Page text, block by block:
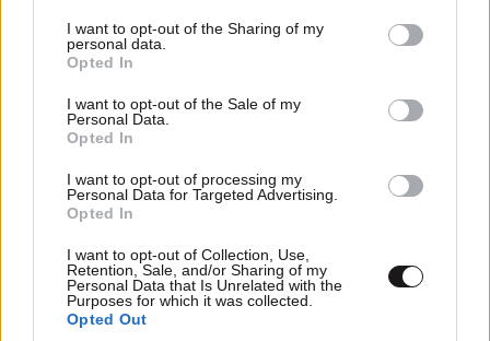
not limited to your visit or usage behaviour. You may click to
grant or deny consent to Google and its third-party tags to
use your data for below specified purposes in below Google
consent section.
I want to opt-out of the Sharing of my
personal data.
Opted In
I want to opt-out of the Sale of my
Personal Data.
Opted In
I want to opt-out of processing my
Personal Data for Targeted Advertising.
Opted In
I want to opt-out of Collection, Use,
Retention, Sale, and/or Sharing of my
Personal Data that Is Unrelated with the
Purposes for which it was collected.
Opted Out
+++ 14·03·2024 20:27
Το τελευταίο του +ικ+οκ
Απαντήστε